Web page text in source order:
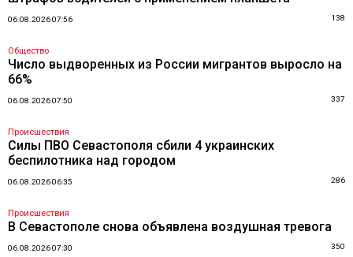
06.08.2026 07:56 138
Общество
Число выдворенных из России мигрантов выросло на
66%
06.08.2026 07:50 337
Происшествия
Силы ПВО Севастополя сбили 4 украинских
беспилотника над городом
06.08.2026 06:35 286
Происшествия
В Севастополе снова объявлена воздушная тревога
06.08.2026 07:30 350